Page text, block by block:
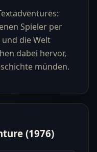
Spieler per
die Welt
dabei hervor,
münden.
(1976)